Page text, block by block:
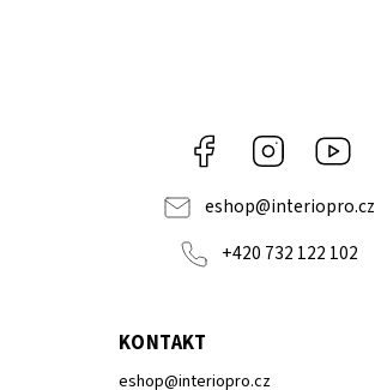
Facebook Instagram
eshop@interiopro.cz
+420 732 122 102
KONTAKT
eshop@interiopro.cz